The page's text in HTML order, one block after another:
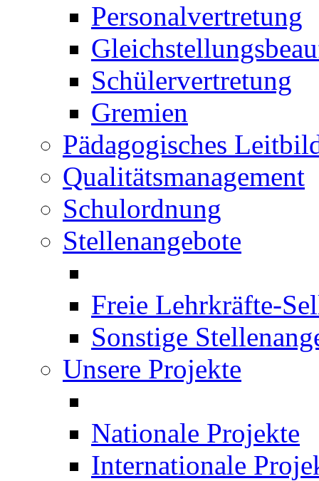
Personalvertretung
Schülervertretung
Gremien
Pädagogisches
Qualitätsmanagement
Schulordnung
Stellenangebote
Freie Lehrkräfte-
Sonstige
Unsere Projekte
Nationale Projekte
Internationale